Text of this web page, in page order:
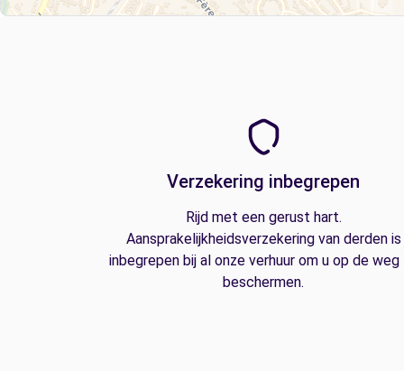
Verzekering inbegrepen
Rijd met een gerust hart.
Aansprakelijkheidsverzekering van derden is
inbegrepen bij al onze verhuur om u op de
beschermen.